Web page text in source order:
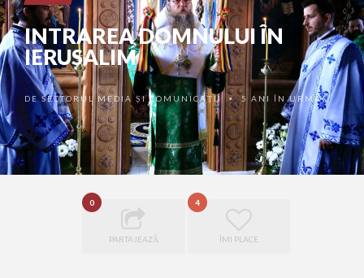
INTRAREA DOMNULUI ÎN
IERUSALIM
DESECTORUL MEDIA ȘI COMUNICAȚII •5 ANI ÎN URMĂ
0
PARTAJEAZĂ
4
ÎMI PLACE